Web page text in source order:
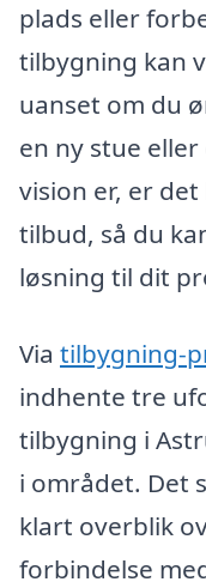
plads eller
tilbygning kan
uanset om du
en ny stue
vision er, er
tilbud, så du
løsning til dit
Via tilbygning-
indhente tre
tilbygning i
i området. Det
klart overblik
forbindelse